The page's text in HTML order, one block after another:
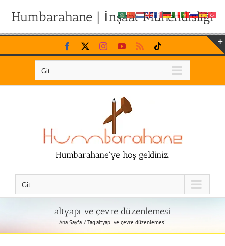
Humbarahane | İnşaat Mühendisliği
Skip
to
Facebook InstagramYouTubeRss
Git...
Humbarahane'ye hoş geldiniz.
Git...
altyapı ve çevre düzenlemesi
Ana Sayfa Tag:altyapı ve çevre düzenlemesi